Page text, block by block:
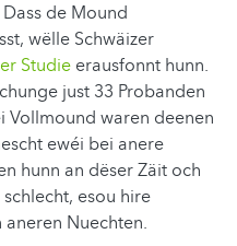
de Mound
wëlle Schwäizer
Studie erausfonnt hunn.
just 33 Probanden
Vollmound waren deenen
ewéi bei anere
hunn an dëser Zäit och
esou hire
Nuechten.